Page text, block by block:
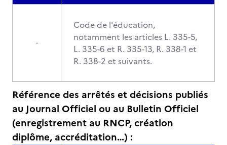
-
Code de l'éducation,
notamment les articles L. 335-5,
L. 335-6 et R. 335-13, R. 338-1 et
R. 338-2 et suivants.
Référence des arrêtés et décisions publiés
au Journal Officiel ou au Bulletin Officiel
(enregistrement au RNCP, création
diplôme, accréditation…) :